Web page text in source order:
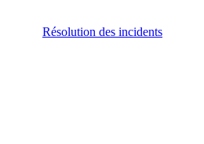
Résolution des incidents